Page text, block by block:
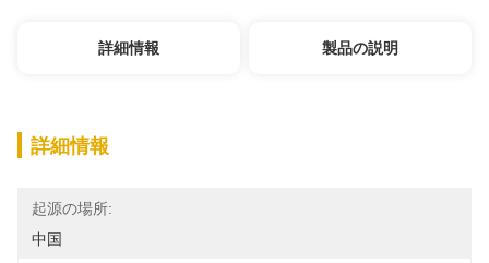
詳細情報 製品の説明
詳細情報
起源の場所:
中国